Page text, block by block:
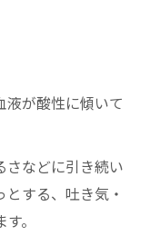
が酸性に傾いて
さなどに引き続い
する、吐き気・
。